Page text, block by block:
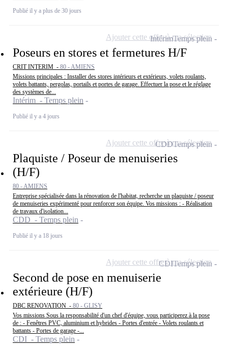
Publié il y a plus de 30 jours
Poseurs en stores et fermetures H/F
CRIT INTERIM - 80 - AMIENS
Missions principales : Installer des stores intérieurs et extérieurs, volets roulants,
volets battants, pergolas, portails et portes de garage. Effectuer la pose et le réglage
des systèmes de...
Intérim - Temps plein
Publié il y a 4 jours
IntérimTemps plein
Ajouter cette offre à ma sélection
Plaquiste / Poseur de menuiseries
(H/F)
80 - AMIENS
Entreprise spécialisée dans la rénovation de l'habitat, recherche un plaquiste / poseur
de menuiseries expérimenté pour renforcer son équipe. Vos missions : - Réalisation
de travaux d'isolation...
CDD - Temps plein
Publié il y a 18 jours
CDDTemps plein
Ajouter cette offre à ma sélection
Second de pose en menuiserie
extérieure (H/F)
DBC RENOVATION - 80 - GLISY
Vos missions Sous la responsabilité d'un chef d'équipe, vous participerez à la pose
de : - Fenêtres PVC, aluminium et hybrides - Portes d'entrée - Volets roulants et
battants - Portes de garage -...
CDI - Temps plein
CDITemps plein
Ajouter cette offre à ma sélection